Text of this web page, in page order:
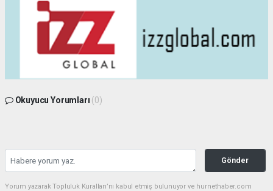
Okuyucu Yorumları (0)
Gönder
Yorum yazarak Topluluk Kuralları’nı kabul etmiş bulunuyor ve hurnethaber.com